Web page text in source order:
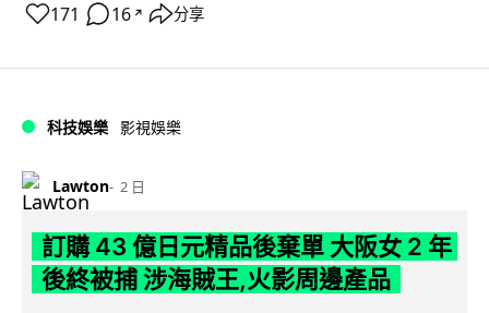
171 16 ↗ 分享
科技娛樂 影視娛樂
Lawton 2 日
訂購 43 億日元精品後棄單 大阪女 2 年
後終被捕 涉海賊王,火影周邊產品